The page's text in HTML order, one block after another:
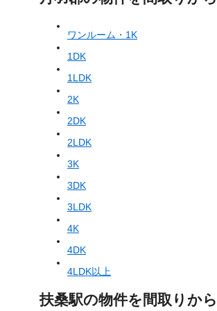
ワンルーム・1K
1DK
1LDK
2K
2DK
2LDK
3K
3DK
3LDK
4K
4DK
4LDK以上
扶桑駅の物件を間取りか